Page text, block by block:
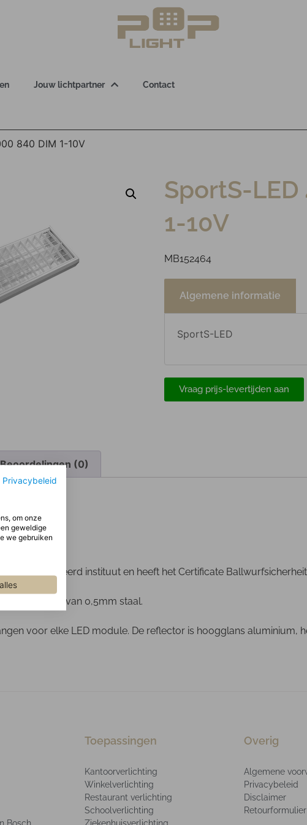
Privacybeleid
om onze
geweldige
we gebruiken
Jouw lichtpartner Contact
840 DIM 1-10V
SportS-LED
1-10V
MB152464
Algemene informatie
SportS-LED
Vraag prijs-levertijden aan
Beoordelingen (0)
gecertificeerd instituut en heeft het Certificate Ballwurfsicherheit
is gemaakt van 0,5mm staal.
voor elke LED module. De reflector is hoogglans aluminium,
Bosch
Toepassingen
Kantoorverlichting
Winkelverlichting
Restaurant verlichting
Schoolverlichting
Ziekenhuisverlichting
Overig
Algemene
Privacybeleid
Disclaimer
Retourformulier